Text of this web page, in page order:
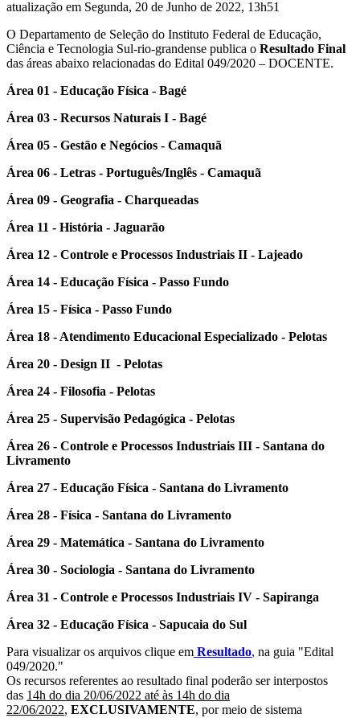
atualização em Segunda, 20 de Junho de 2022, 13h51
O Departamento de Seleção do Instituto Federal de Educação,
Ciência e Tecnologia Sul-rio-grandense publica o Resultado Final
das áreas abaixo relacionadas do Edital 049/2020 – DOCENTE.
Área 01 - Educação Física - Bagé
Área 03 - Recursos Naturais I - Bagé
Área 05 - Gestão e Negócios - Camaquã
Área 06 - Letras - Português/Inglês - Camaquã
Área 09 - Geografia - Charqueadas
Área 11 - História - Jaguarão
Área 12 - Controle e Processos Industriais II - Lajeado
Área 14 - Educação Física - Passo Fundo
Área 15 - Física - Passo Fundo
Área 18 - Atendimento Educacional Especializado - Pelotas
Área 20 - Design II - Pelotas
Área 24 - Filosofia - Pelotas
Área 25 - Supervisão Pedagógica - Pelotas
Área 26 - Controle e Processos Industriais III - Santana do
Livramento
Área 27 - Educação Física - Santana do Livramento
Área 28 - Física - Santana do Livramento
Área 29 - Matemática - Santana do Livramento
Área 30 - Sociologia - Santana do Livramento
Área 31 - Controle e Processos Industriais IV - Sapiranga
Área 32 - Educação Física - Sapucaia do Sul
Para visualizar os arquivos clique em Resultado, na guia "Edital
049/2020."
Os recursos referentes ao resultado final poderão ser interpostos
das 14h do dia 20/06/2022 até às 14h do dia
22/06/2022, EXCLUSIVAMENTE, por meio de sistema